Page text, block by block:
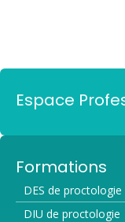
Espace
Formations
DES de proctologie
DIU de proctologie